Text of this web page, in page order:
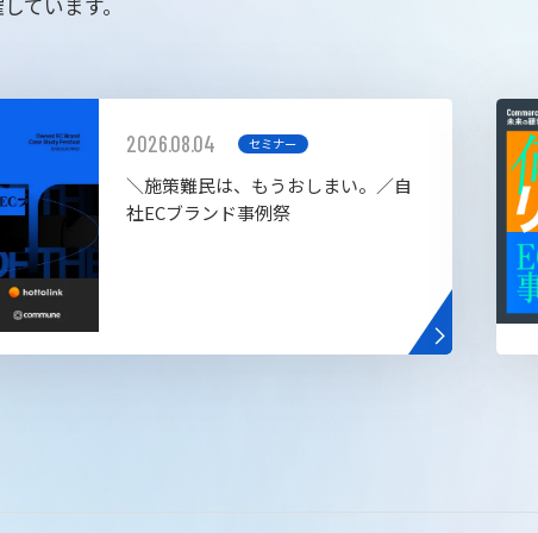
ています。
2026.08.04 セミナー
＼施策難民は、もうおしまい。／自
社ECブランド事例祭